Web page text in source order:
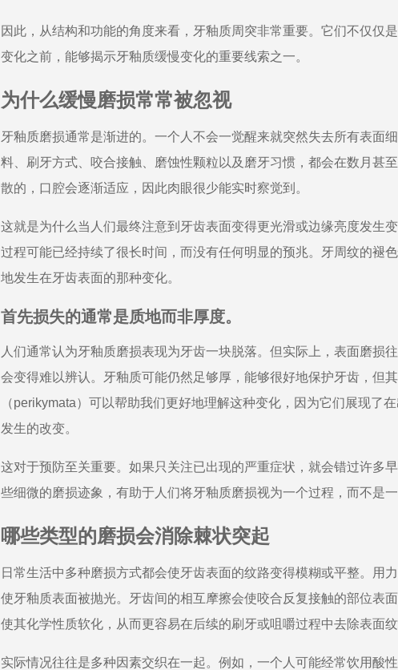
因此，从结构和功能的角度来看，牙釉质周突非常重要。它们不仅仅
变化之前，能够揭示牙釉质缓慢变化的重要线索之一。
为什么缓慢磨损常常被忽视
牙釉质磨损通常是渐进的。一个人不会一觉醒来就突然失去所有表面
料、刷牙方式、咬合接触、磨蚀性颗粒以及磨牙习惯，都会在数月甚
散的，口腔会逐渐适应，因此肉眼很少能实时察觉到。
这就是为什么当人们最终注意到牙齿表面变得更光滑或边缘亮度发生
过程可能已经持续了很长时间，而没有任何明显的预兆。牙周纹的褪
地发生在牙齿表面的那种变化。
首先损失的通常是质地而非厚度。
人们通常认为牙釉质磨损表现为牙齿一块脱落。但实际上，表面磨损
会变得难以辨认。牙釉质可能仍然足够厚，能够很好地保护牙齿，但
（perikymata）可以帮助我们更好地理解这种变化，因为它们展现了
发生的改变。
这对于预防至关重要。如果只关注已出现的严重症状，就会错过许多
些细微的磨损迹象，有助于人们将牙釉质磨损视为一个过程，而不是一
哪些类型的磨损会消除棘状突起
日常生活中多种磨损方式都会使牙齿表面的纹路变得模糊或平整。用
使牙釉质表面被抛光。牙齿间的相互摩擦会使咬合反复接触的部位表
使其化学性质软化，从而更容易在后续的刷牙或咀嚼过程中去除表面纹
实际情况往往是多种因素交织在一起。例如，一个人可能经常饮用酸